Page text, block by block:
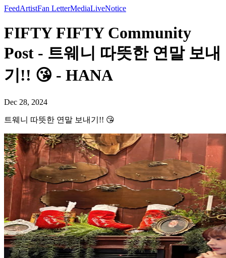
FeedArtistFan LetterMediaLiveNotice
FIFTY FIFTY Community
Post - 트웨니 따뜻한 연말 보내
기!! 😘 - HANA
Dec 28, 2024
트웨니 따뜻한 연말 보내기!! 😘